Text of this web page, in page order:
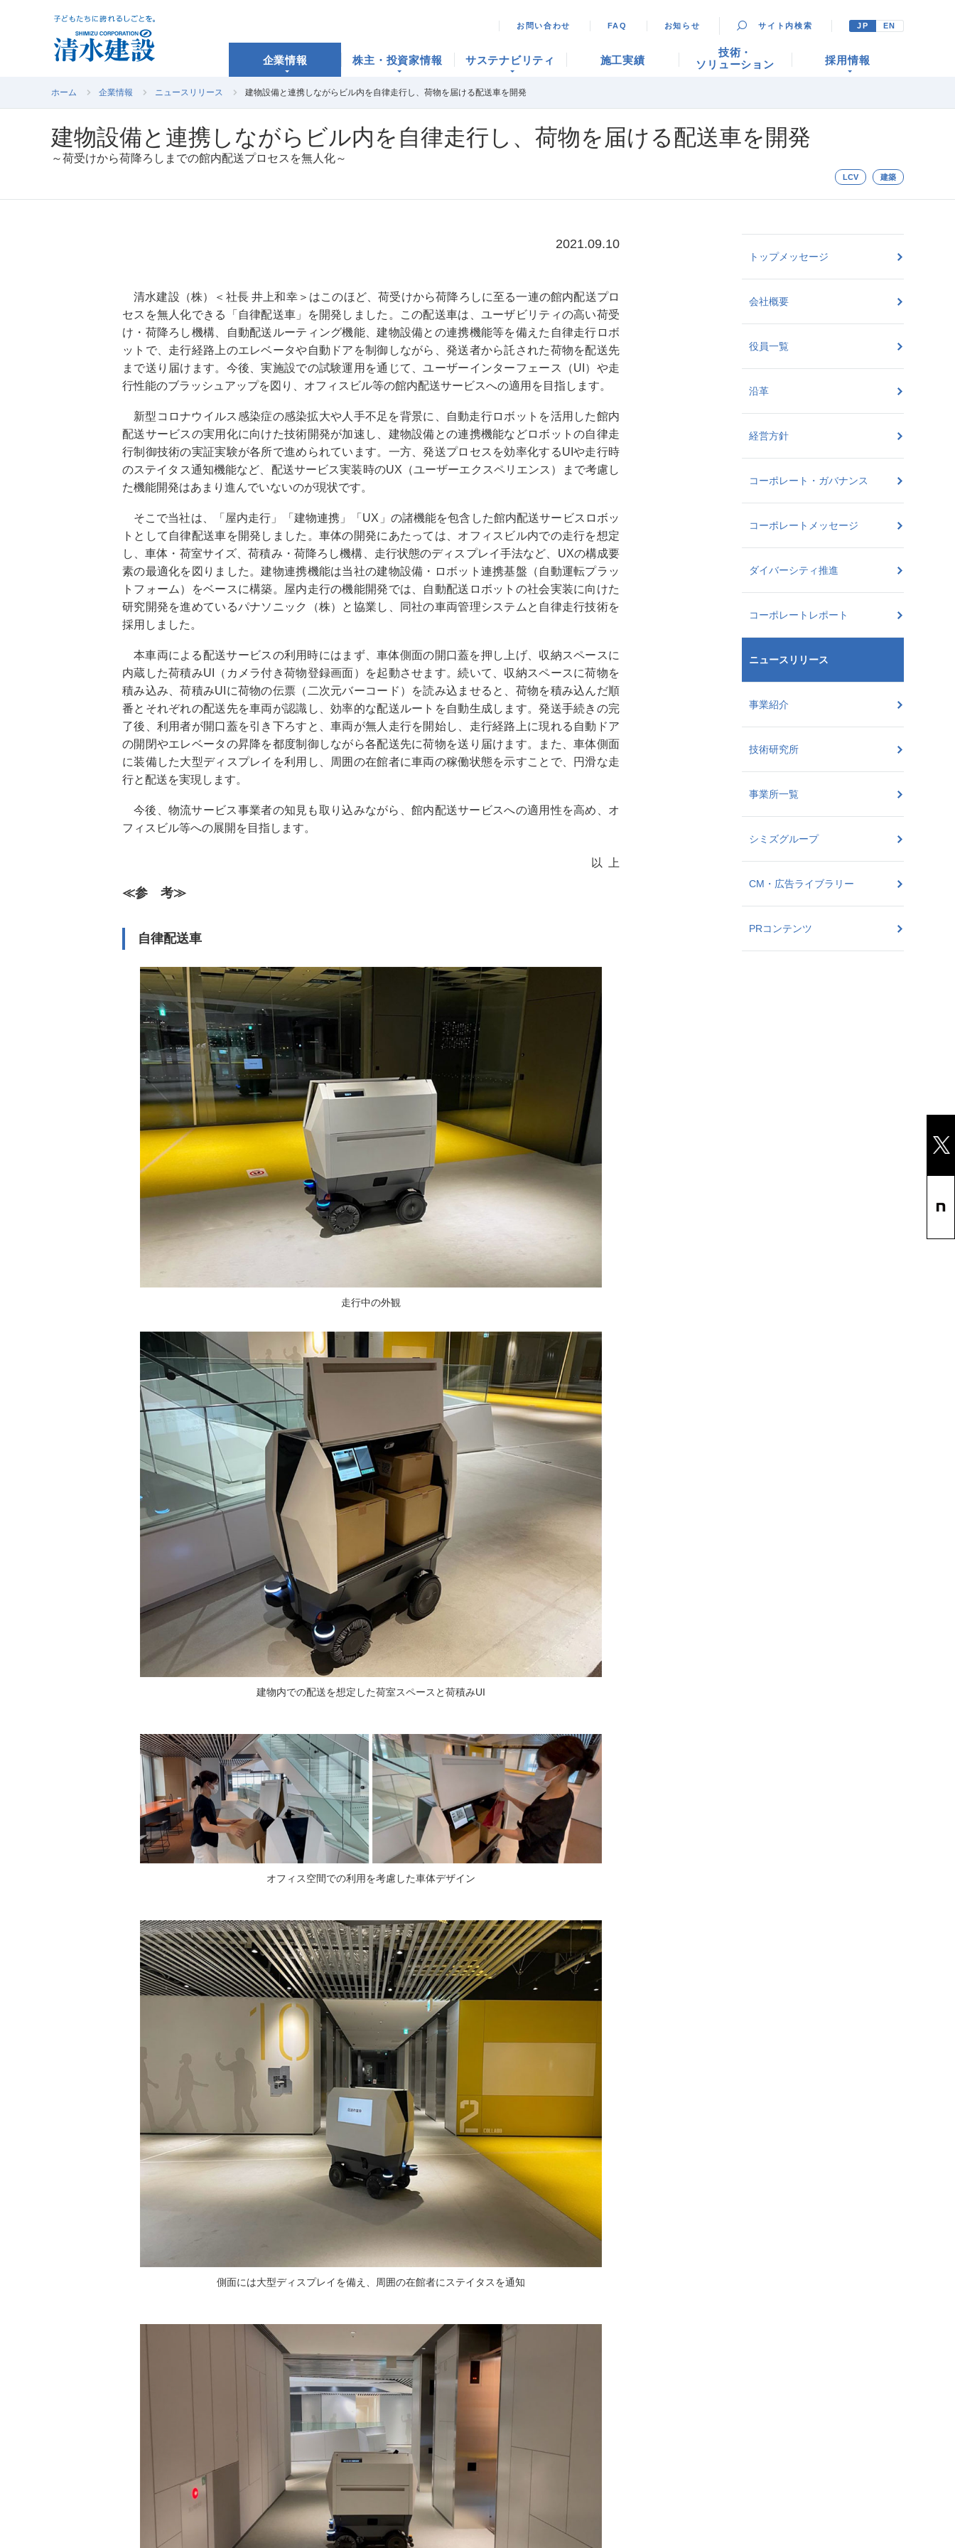
お問い合わせ FAQ お知らせ サイト内検索 JP EN
企業情報 株主・投資家情報 サステナビリティ 施工実績
技術・
ソリューション
採用情報
ホーム 企業情報 ニュースリリース 建物設備と連携しながらビル内を自律走行し、荷物を届ける配送車を開発
建物設備と連携しながらビル内を自律走行し、荷物を届ける配送車を開発
～荷受けから荷降ろしまでの館内配送プロセスを無人化～
LCV 建築
2021.09.10
清水建設（株）＜社長 井上和幸＞はこのほど、荷受けから荷降ろしに至る一連の館内配送プロ
セスを無人化できる「自律配送車」を開発しました。この配送車は、ユーザビリティの高い荷受
け・荷降ろし機構、自動配送ルーティング機能、建物設備との連携機能等を備えた自律走行ロボ
ットで、走行経路上のエレベータや自動ドアを制御しながら、発送者から託された荷物を配送先
まで送り届けます。今後、実施設での試験運用を通じて、ユーザーインターフェース（UI）や走
行性能のブラッシュアップを図り、オフィスビル等の館内配送サービスへの適用を目指します。
新型コロナウイルス感染症の感染拡大や人手不足を背景に、自動走行ロボットを活用した館内
配送サービスの実用化に向けた技術開発が加速し、建物設備との連携機能などロボットの自律走
行制御技術の実証実験が各所で進められています。一方、発送プロセスを効率化するUIや走行時
のステイタス通知機能など、配送サービス実装時のUX（ユーザーエクスペリエンス）まで考慮し
た機能開発はあまり進んでいないのが現状です。
そこで当社は、「屋内走行」「建物連携」「UX」の諸機能を包含した館内配送サービスロボッ
トとして自律配送車を開発しました。車体の開発にあたっては、オフィスビル内での走行を想定
し、車体・荷室サイズ、荷積み・荷降ろし機構、走行状態のディスプレイ手法など、UXの構成要
素の最適化を図りました。建物連携機能は当社の建物設備・ロボット連携基盤（自動運転プラッ
トフォーム）をベースに構築。屋内走行の機能開発では、自動配送ロボットの社会実装に向けた
研究開発を進めているパナソニック（株）と協業し、同社の車両管理システムと自律走行技術を
採用しました。
本車両による配送サービスの利用時にはまず、車体側面の開口蓋を押し上げ、収納スペースに
内蔵した荷積みUI（カメラ付き荷物登録画面）を起動させます。続いて、収納スペースに荷物を
積み込み、荷積みUIに荷物の伝票（二次元バーコード）を読み込ませると、荷物を積み込んだ順
番とそれぞれの配送先を車両が認識し、効率的な配送ルートを自動生成します。発送手続きの完
了後、利用者が開口蓋を引き下ろすと、車両が無人走行を開始し、走行経路上に現れる自動ドア
の開閉やエレベータの昇降を都度制御しながら各配送先に荷物を送り届けます。また、車体側面
に装備した大型ディスプレイを利用し、周囲の在館者に車両の稼働状態を示すことで、円滑な走
行と配送を実現します。
今後、物流サービス事業者の知見も取り込みながら、館内配送サービスへの適用性を高め、オ
フィスビル等への展開を目指します。
以上
≪参 考≫
自律配送車
走行中の外観
建物内での配送を想定した荷室スペースと荷積みUI
オフィス空間での利用を考慮した車体デザイン
側面には大型ディスプレイを備え、周囲の在館者にステイタスを通知
トップメッセージ
会社概要
役員一覧
沿革
経営方針
コーポレート・ガバナンス
コーポレートメッセージ
ダイバーシティ推進
コーポレートレポート
ニュースリリース
事業紹介
技術研究所
事業所一覧
シミズグループ
CM・広告ライブラリー
PRコンテンツ